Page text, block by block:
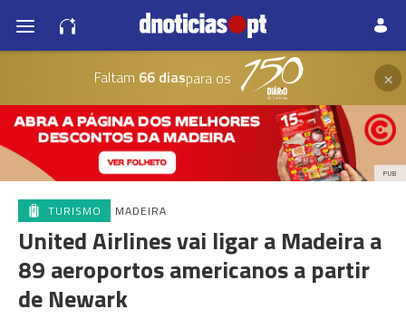
Faltam 66 diaspara os ×
PUB
TURISMO MADEIRA
United Airlines vai ligar a Madeira a
89 aeroportos americanos a partir
de Newark